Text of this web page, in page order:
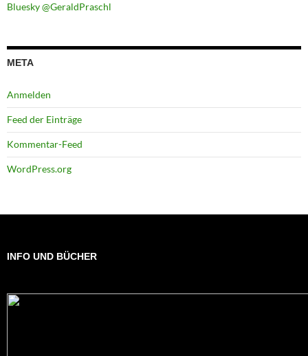
Bluesky @GeraldPraschl
META
Anmelden
Feed der Einträge
Kommentar-Feed
WordPress.org
INFO UND BÜCHER